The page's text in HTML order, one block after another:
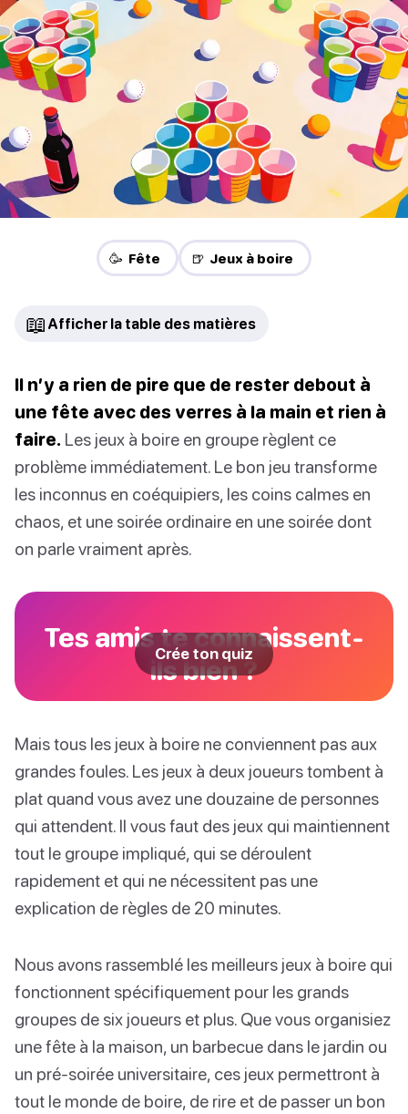
🥳 Fête 🍺 Jeux à boire
📖 Afficher la table des matières
Il n’y a rien de pire que de rester debout à
une fête avec des verres à la main et rien à
faire. Les jeux à boire en groupe règlent ce
problème immédiatement. Le bon jeu transforme
les inconnus en coéquipiers, les coins calmes en
chaos, et une soirée ordinaire en une soirée dont
on parle vraiment après.
Tes amis te connaissent-
ils bien ?
Crée ton quiz
Mais tous les jeux à boire ne conviennent pas aux
grandes foules. Les jeux à deux joueurs tombent à
plat quand vous avez une douzaine de personnes
qui attendent. Il vous faut des jeux qui maintiennent
tout le groupe impliqué, qui se déroulent
rapidement et qui ne nécessitent pas une
explication de règles de 20 minutes.
Nous avons rassemblé les meilleurs jeux à boire qui
fonctionnent spécifiquement pour les grands
groupes de six joueurs et plus. Que vous organisiez
une fête à la maison, un barbecue dans le jardin ou
un pré-soirée universitaire, ces jeux permettront à
tout le monde de boire, de rire et de passer un bon